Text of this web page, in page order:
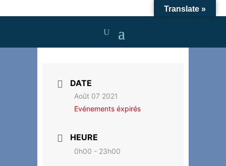
DATE
Août 07 2021
Evénements éxpirés
HEURE
0h00 - 23h00
Translate »